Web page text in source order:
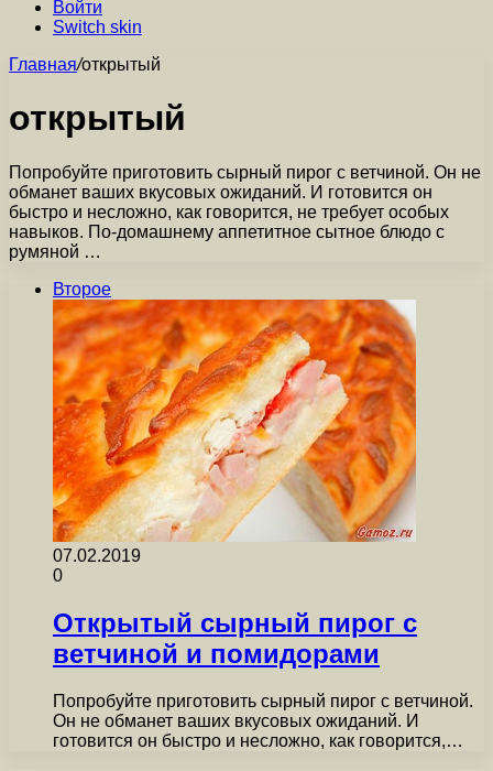
Войти
Switch skin
Главная/открытый
открытый
Попробуйте приготовить сырный пирог с ветчиной. Он не
обманет ваших вкусовых ожиданий. И готовится он
быстро и несложно, как говорится, не требует особых
навыков. По-домашнему аппетитное сытное блюдо с
румяной …
Второе
07.02.2019
0
Открытый сырный пирог с
ветчиной и помидорами
Попробуйте приготовить сырный пирог с ветчиной.
Он не обманет ваших вкусовых ожиданий. И
готовится он быстро и несложно, как говорится,…